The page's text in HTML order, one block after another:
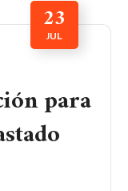
23
JUL
para